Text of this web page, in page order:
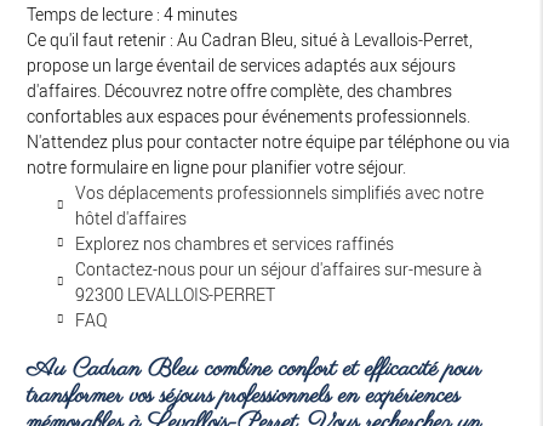
Temps de lecture : 4 minutes
Ce qu'il faut retenir : Au Cadran Bleu, situé à Levallois-Perret,
propose un large éventail de services adaptés aux séjours
d'affaires. Découvrez notre offre complète, des chambres
confortables aux espaces pour événements professionnels.
N'attendez plus pour contacter notre équipe par téléphone ou via
notre formulaire en ligne pour planifier votre séjour.
Vos déplacements professionnels simplifiés avec notre
hôtel d'affaires
Explorez nos chambres et services raffinés
Contactez-nous pour un séjour d'affaires sur-mesure à
92300 LEVALLOIS-PERRET
FAQ
Au Cadran Bleu combine confort et efficacité pour
transformer vos séjours professionnels en expériences